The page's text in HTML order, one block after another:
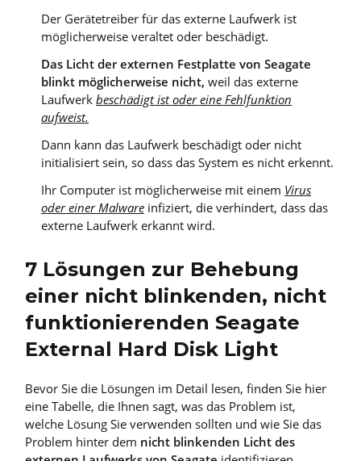
Der Gerätetreiber für das externe Laufwerk ist
möglicherweise veraltet oder beschädigt.
Das Licht der externen Festplatte von Seagate
blinkt möglicherweise nicht, weil das externe
Laufwerk beschädigt ist oder eine Fehlfunktion
aufweist.
Dann kann das Laufwerk beschädigt oder nicht
initialisiert sein, so dass das System es nicht erkennt.
Ihr Computer ist möglicherweise mit einem Virus
oder einer Malware infiziert, die verhindert, dass das
externe Laufwerk erkannt wird.
7 Lösungen zur Behebung
einer nicht blinkenden, nicht
funktionierenden Seagate
External Hard Disk Light
Bevor Sie die Lösungen im Detail lesen, finden Sie hier
eine Tabelle, die Ihnen sagt, was das Problem ist,
welche Lösung Sie verwenden sollten und wie Sie das
Problem hinter dem nicht blinkenden Licht des